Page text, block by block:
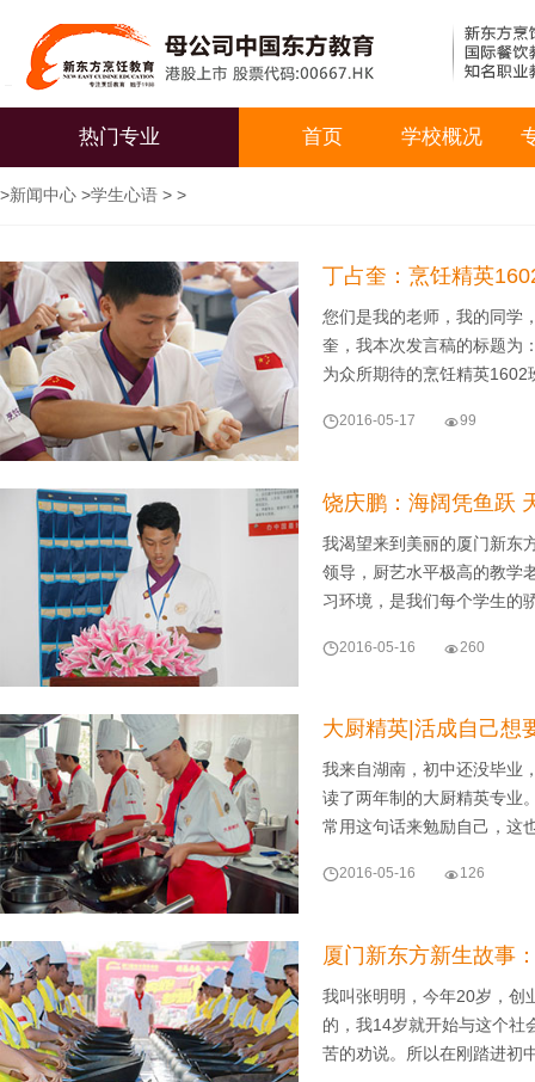
热门专业 首页 学校概况
>新闻中心 >学生心语 > >
丁占奎：烹饪精英
您们是我的老师，我的同学
奎，我本次发言稿的标题为
为众所期待的烹饪精英
2016-05-17 99
饶庆鹏：海阔凭鱼跃
我渴望来到美丽的厦门新东
领导，厨艺水平极高的教学
习环境，是我们每个学生
2016-05-16 260
大厨精英|活成自己想
我来自湖南，初中还没毕业
读了两年制的大厨精英专业
常用这句话来勉励自己，
2016-05-16 126
厦门新东方新生故事
我叫张明明，今年20岁，创
的，我14岁就开始与这个社
苦的劝说。所以在刚踏进